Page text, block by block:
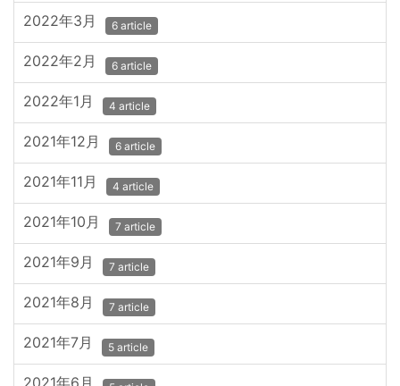
2022年3月 6 article
2022年2月 6 article
2022年1月 4 article
2021年12月 6 article
2021年11月 4 article
2021年10月 7 article
2021年9月 7 article
2021年8月 7 article
2021年7月 5 article